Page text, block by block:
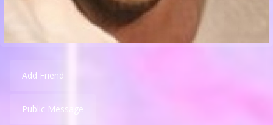
Add Friend
Public Message